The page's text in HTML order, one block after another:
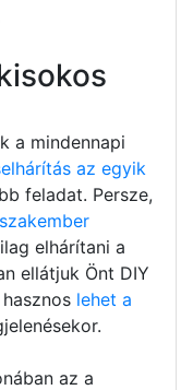
a mindennapi
az egyik
feladat. Persze,
elhárítani a
ellátjuk Önt DIY
lehet a
az a